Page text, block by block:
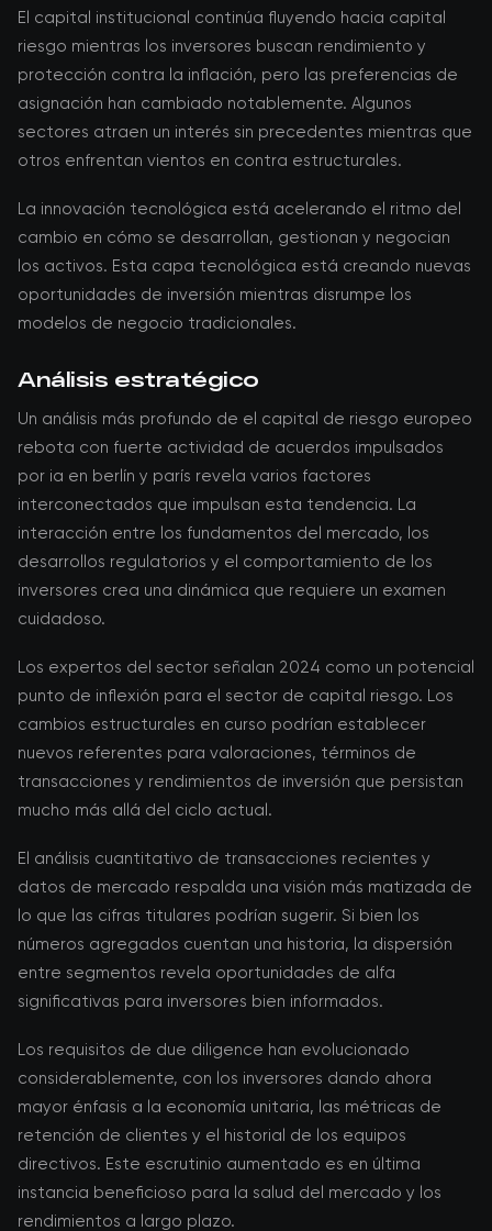
El capital institucional continúa fluyendo hacia capital
riesgo mientras los inversores buscan rendimiento y
protección contra la inflación, pero las preferencias de
asignación han cambiado notablemente. Algunos
sectores atraen un interés sin precedentes mientras que
otros enfrentan vientos en contra estructurales.
La innovación tecnológica está acelerando el ritmo del
cambio en cómo se desarrollan, gestionan y negocian
los activos. Esta capa tecnológica está creando nuevas
oportunidades de inversión mientras disrumpe los
modelos de negocio tradicionales.
Análisis estratégico
Un análisis más profundo de el capital de riesgo europeo
rebota con fuerte actividad de acuerdos impulsados
por ia en berlín y parís revela varios factores
interconectados que impulsan esta tendencia. La
interacción entre los fundamentos del mercado, los
desarrollos regulatorios y el comportamiento de los
inversores crea una dinámica que requiere un examen
cuidadoso.
Los expertos del sector señalan 2024 como un potencial
punto de inflexión para el sector de capital riesgo. Los
cambios estructurales en curso podrían establecer
nuevos referentes para valoraciones, términos de
transacciones y rendimientos de inversión que persistan
mucho más allá del ciclo actual.
El análisis cuantitativo de transacciones recientes y
datos de mercado respalda una visión más matizada de
lo que las cifras titulares podrían sugerir. Si bien los
números agregados cuentan una historia, la dispersión
entre segmentos revela oportunidades de alfa
significativas para inversores bien informados.
Los requisitos de due diligence han evolucionado
considerablemente, con los inversores dando ahora
mayor énfasis a la economía unitaria, las métricas de
retención de clientes y el historial de los equipos
directivos. Este escrutinio aumentado es en última
instancia beneficioso para la salud del mercado y los
rendimientos a largo plazo.